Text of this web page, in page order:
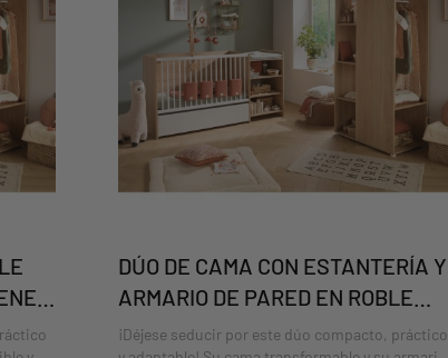
DÚO DE CAMA CON ESTANTERÍA Y
ARMARIO DE PARED EN ROBLE
DORADO
¡Déjese seducir por este dúo compacto, práctico